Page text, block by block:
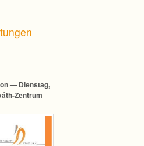
— Diens­tag,
Zentrum